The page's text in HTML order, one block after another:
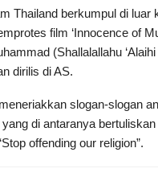
Thailand berkumpul di luar
film ‘Innocence of
(Shallalallahu
dirilis di AS.
slogan-slogan
yang di antaranya bertuliskan
offending our religion”.